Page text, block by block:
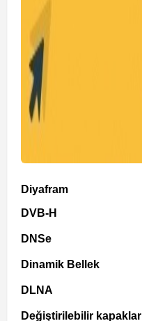
Diyafram
DVB-H
DNSe
Dinamik Bellek
DLNA
Değiştirilebilir kapaklar